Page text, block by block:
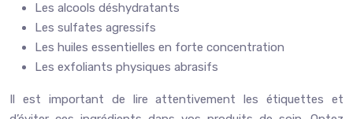
Les alcools déshydratants
Les sulfates agressifs
Les huiles essentielles en forte concentration
Les exfoliants physiques abrasifs
Il est important de lire attentivement les étiquettes et